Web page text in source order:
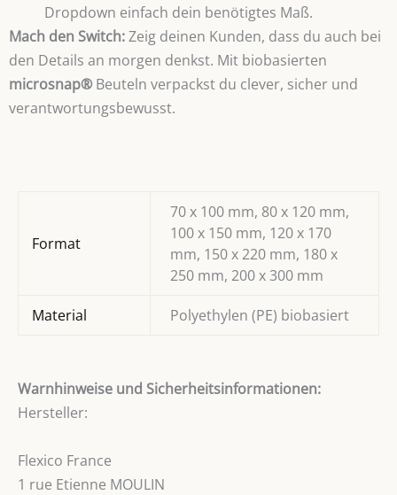
Dropdown einfach dein benötigtes Maß.
Mach den Switch:Zeig deinen Kunden, dass du auch bei
den Details an morgen denkst. Mit biobasierten
microsnap® Beuteln verpackst du clever, sicher und
verantwortungsbewusst.
Format
70 x 100 mm, 80 x 120 mm,
100 x 150 mm, 120 x 170
mm, 150 x 220 mm, 180 x
250 mm, 200 x 300 mm
Material
Polyethylen (PE) biobasiert
Warnhinweise und Sicherheitsinformationen:
Hersteller:
Flexico France
1 rue Etienne MOULIN